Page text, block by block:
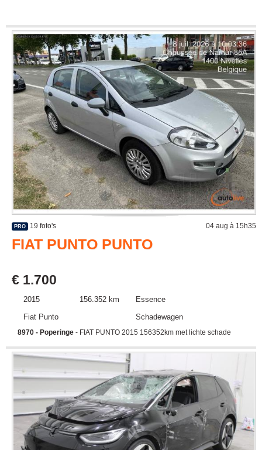
PRO 19 foto's 04 aug à 15h35
FIAT PUNTO PUNTO
€ 1.700
2015 156.352 km
Essence
Fiat Punto
Schadewagen
8970 - Poperinge - FIAT PUNTO 2015 156352km met lichte schade